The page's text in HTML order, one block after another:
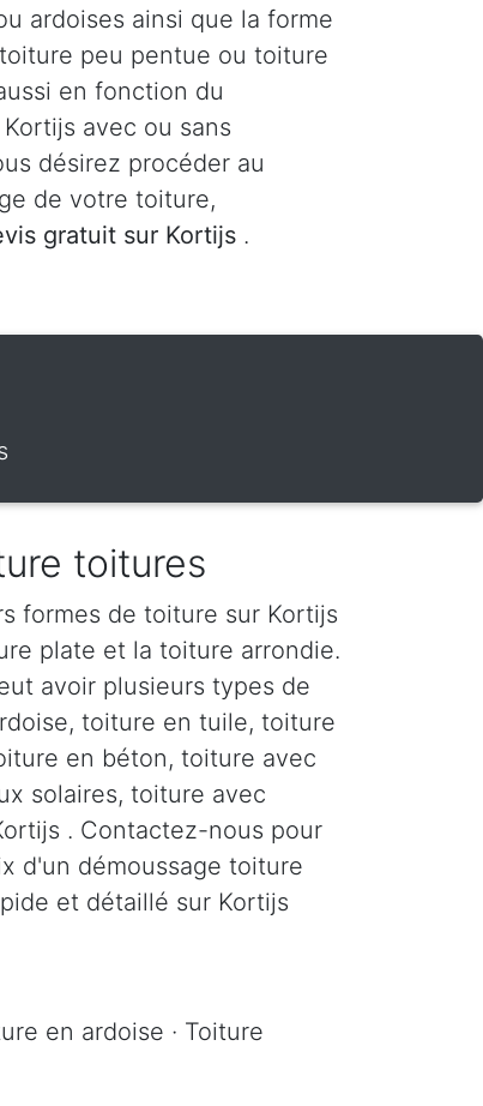
ardoises ainsi que la forme
peu pentue ou toiture
en fonction du
avec ou sans
désirez procéder au
de votre toiture,
gratuit sur Kortijs .
toitures
formes de toiture sur Kortijs
plate et la toiture arrondie.
avoir plusieurs types de
toiture en tuile, toiture
en béton, toiture avec
solaires, toiture avec
. Contactez-nous pour
d'un démoussage toiture
et détaillé sur Kortijs
en ardoise · Toiture